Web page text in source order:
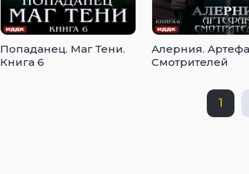
Попаданец. Маг Тени.
Книга 6
Алерния.
Смотрителей
1